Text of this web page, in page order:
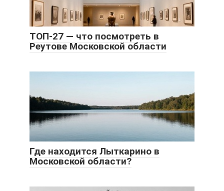
ТОП-27 — что посмотреть в
Реутове Московской области
Где находится Лыткарино в
Московской области?